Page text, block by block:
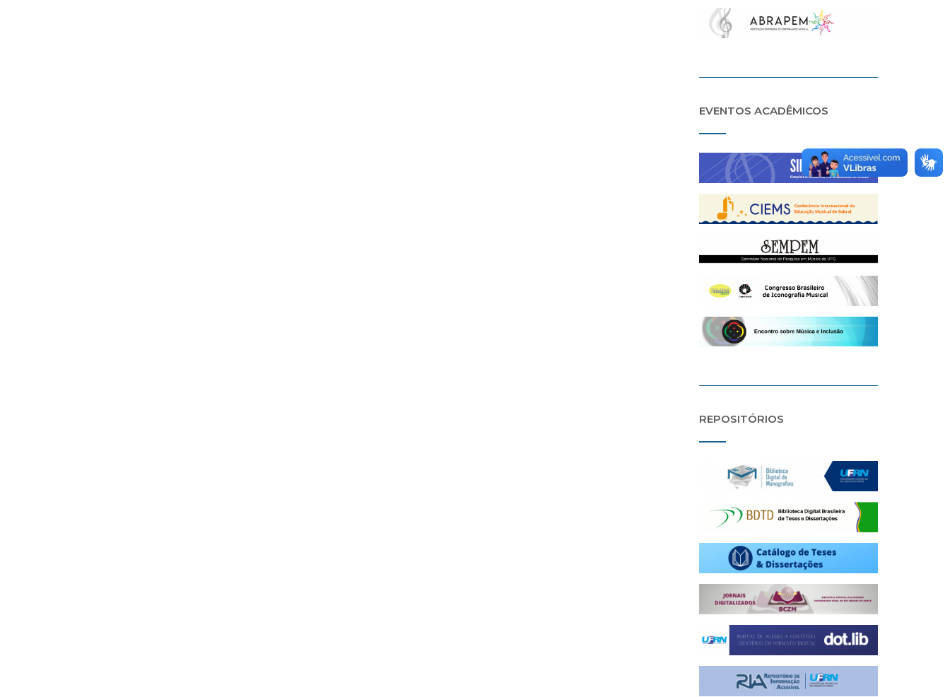
EVENTOS ACADÊMICOS
REPOSITÓRIOS